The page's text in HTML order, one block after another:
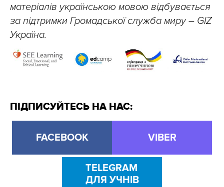
матеріалів українською мовою відбувається
за підтримки Громадської служба миру – GIZ
Україна.
ПІДПИСУЙТЕСЬ НА НАС:
FACEBOOK VIBER
TELEGRAM
ДЛЯ УЧНІВ